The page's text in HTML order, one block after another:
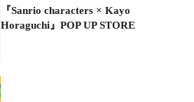
『Sanrio characters × Kayo
Horaguchi』POP UP STORE